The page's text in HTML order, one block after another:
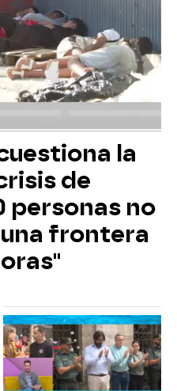
la
de
personas no
frontera